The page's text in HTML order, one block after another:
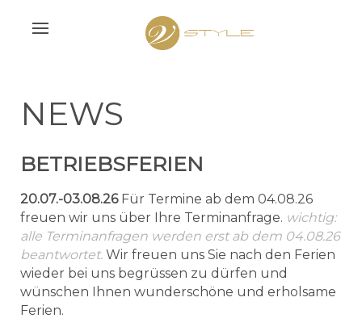
NEWS
BETRIEBSFERIEN
20.07.-03.08.26Für Termine ab dem 04.08.26
freuen wir uns über Ihre Terminanfrage. wichtig:
alle Terminanfragen werden erst ab dem 04.08.26
beantwortet. Wir freuen uns Sie nach den Ferien
wieder bei uns begrüssen zu dürfen und
wünschen Ihnen wunderschöne und erholsame
Ferien.